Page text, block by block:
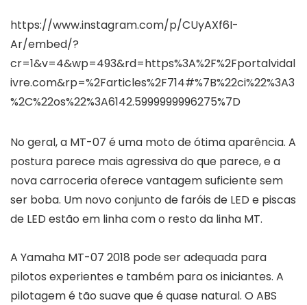
https://www.instagram.com/p/CUyAXf6I-
Ar/embed/?
cr=1&v=4&wp=493&rd=https%3A%2F%2Fportalvidal
ivre.com&rp=%2Farticles%2F714#%7B%22ci%22%3A3
%2C%22os%22%3A6142.5999999996275%7D
No geral, a MT-07 é uma moto de ótima aparência. A
postura parece mais agressiva do que parece, e a
nova carroceria oferece vantagem suficiente sem
ser boba. Um novo conjunto de faróis de LED e piscas
de LED estão em linha com o resto da linha MT.
A Yamaha MT-07 2018 pode ser adequada para
pilotos experientes e também para os iniciantes. A
pilotagem é tão suave que é quase natural. O ABS